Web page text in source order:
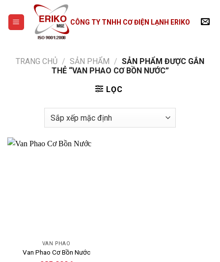
content
CÔNG TY TNHH CƠ ĐIỆN LẠNH ERIKO
TRANG CHỦ / SẢN PHẨM / SẢN PHẨM ĐƯỢC GẮN
THẺ “VAN PHAO CƠ BỒN NƯỚC”
LỌC
VAN PHAO
Van Phao Cơ Bồn Nước